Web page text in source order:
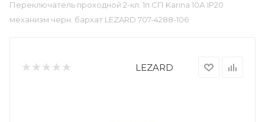
Переключатель проходной 2-кл. 1п СП Karina 10А IP20
механизм черн. бархат LEZARD 707-4288-106
LEZARD